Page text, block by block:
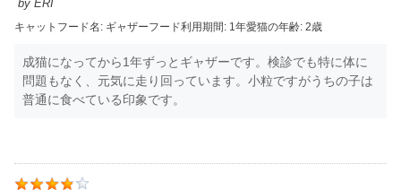
byERI
キャットフード名: ギャザーフード利用期間: 1年愛猫の年齢: 2歳
成猫になってから1年ずっとギャザーです。検診でも特に体に
問題もなく、元気に走り回っています。小粒ですがうちの子は
普通に食べている印象です。